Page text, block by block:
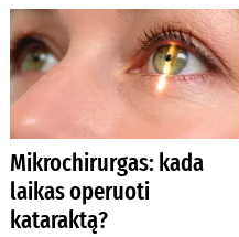
Mikrochirurgas: kada
laikas operuoti
kataraktą?